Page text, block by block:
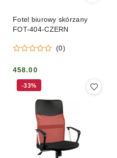
Fotel biurowy skórzany
FOT-404-CZERN
(0)
Cena:
458.00
-33%